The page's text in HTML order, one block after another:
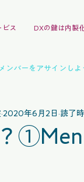
ビス DXの鍵は内製
メンバーをアサインしよ
技術交流会
2020年6月2日 読了